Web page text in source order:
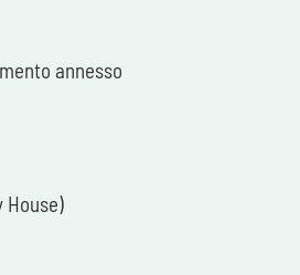
annesso
House)